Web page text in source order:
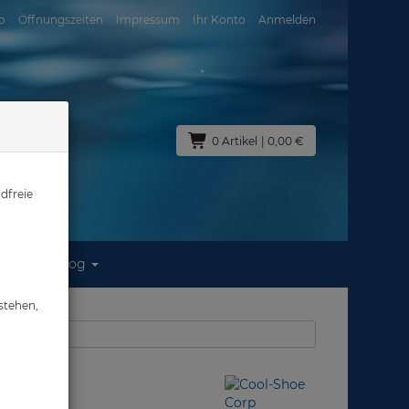
Öffnungszeiten Impressum Ihr Konto Anmelden
0 Artikel | 0,00 €
Blog